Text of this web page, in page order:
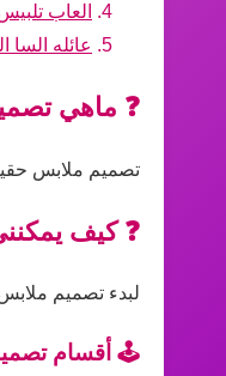
العاب
عائله السا
❓ ماهي
تصميم ملابس
❓ كيف
لبدء تصميم
🕹️ أقسام